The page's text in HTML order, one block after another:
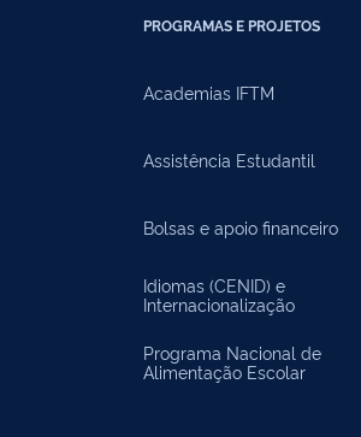
PROGRAMAS E PROJETOS
Academias IFTM
Assistência Estudantil
Bolsas e apoio financeiro
Idiomas (CENID) e
Internacionalização
Programa Nacional de
Alimentação Escolar